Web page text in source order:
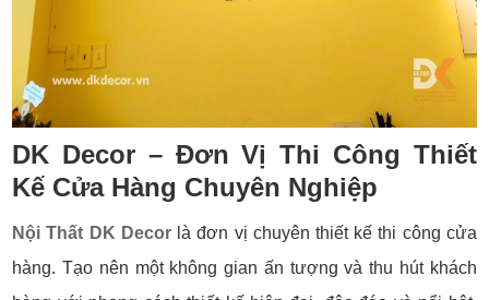
DK Decor – Đơn VịThi Công Thiết
Kế Cửa Hàng Chuyên Nghiệp
Nội Thất DK Decorlà đơn vị chuyên thiết kế thi công cửa
hàng. Tạo nên một không gian ấn tượng và thu hút khách